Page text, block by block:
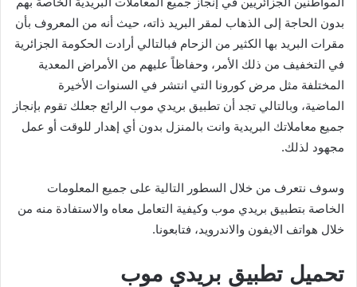
بدون الحاجة إلى الذهاب لمقر البريد ذاته، حيث أنه من المعروف بأن
مقرات البريد بها الكثير من الزحام فبالتالي أرادت الحكومة الجزائرية
في التخفيف من ذلك الأمر، وحفاظاً عليهم من الأمراض المعدية
المختلفة مثل مرض كورونا التي انتشر في السنوات الأخيرة
الماضية، وبالتالي تجد أن تطبيق بريدي موب الرائع جعلك تقوم بإنجاز
جميع معاملاتك البريدية وانت بالمنزل بدون أي إهدار للوقت أو عمل
مجهود لذلك.
وسوف نتعرف من خلال السطور التالية على جميع المعلومات
الخاصة بتطبيق بريدي موب وكيفية التعامل معاه والاستفادة منه من
خلال هواتف الايفون والاندرويد، فتابعونا.
تحميل تطبيق بريدي موب